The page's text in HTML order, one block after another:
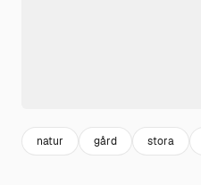
natur gård stora